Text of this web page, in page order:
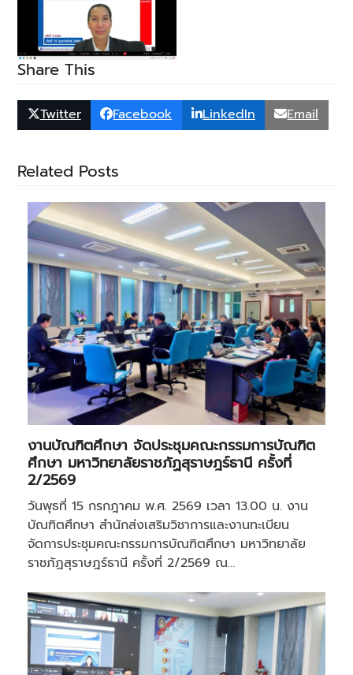
Share This
Twitter Facebook LinkedIn Email
Related Posts
งานบัณฑิตศึกษา จัดประชุมคณะกรรมการบัณฑิต
ศึกษา มหาวิทยาลัยราชภัฏสุราษฎร์ธานี ครั้งที่
2/2569
วันพุธที่ 15 กรกฎาคม พ.ศ. 2569 เวลา 13.00 น. งาน
บัณฑิตศึกษา สำนักส่งเสริมวิชาการและงานทะเบียน
จัดการประชุมคณะกรรมการบัณฑิตศึกษา มหาวิทยาลัย
ราชภัฏสุราษฎร์ธานี ครั้งที่ 2/2569 ณ…